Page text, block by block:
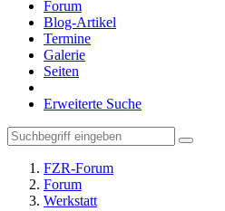
Forum
Blog-Artikel
Termine
Galerie
Seiten
Erweiterte Suche
FZR-Forum
Forum
Werkstatt